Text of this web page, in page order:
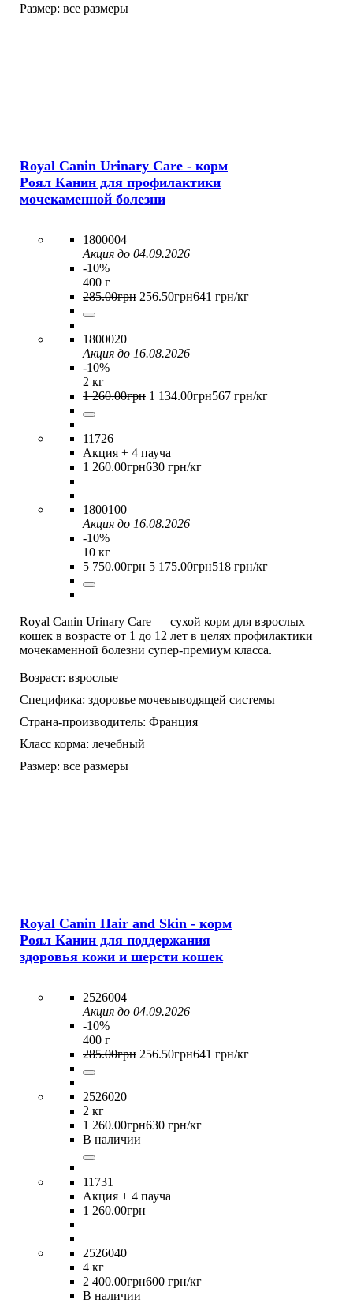
Размер: все размеры
Royal Canin Urinary Care - корм
Роял Канин для профилактики
мочекаменной болезни
1800004
Акция до 04.09.2026
-10%
400 г
285.00грн 256.50грн641 грн/кг
1800020
Акция до 16.08.2026
-10%
2 кг
1 260.00грн 1 134.00грн567 грн/кг
11726
Акция + 4 пауча
1 260.00грн630 грн/кг
1800100
Акция до 16.08.2026
-10%
10 кг
5 750.00грн 5 175.00грн518 грн/кг
Royal Canin Urinary Care — сухой корм для взрослых
кошек в возрасте от 1 до 12 лет в целях профилактики
мочекаменной болезни супер-премиум класса.
Возраст: взрослые
Специфика: здоровье мочевыводящей системы
Страна-производитель: Франция
Класс корма: лечебный
Размер: все размеры
Royal Canin Hair and Skin - корм
Роял Канин для поддержания
здоровья кожи и шерсти кошек
2526004
Акция до 04.09.2026
-10%
400 г
285.00грн 256.50грн641 грн/кг
2526020
2 кг
1 260.00грн630 грн/кг
В наличии
11731
Акция + 4 пауча
1 260.00грн
2526040
4 кг
2 400.00грн600 грн/кг
В наличии